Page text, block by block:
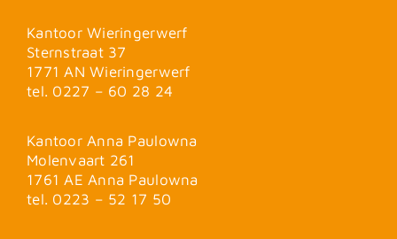
Kantoor Wieringerwerf
Sternstraat 37
1771 AN Wieringerwerf
tel. 0227 – 60 28 24
Kantoor Anna Paulowna
Molenvaart 261
1761 AE Anna Paulowna
tel. 0223 – 52 17 50